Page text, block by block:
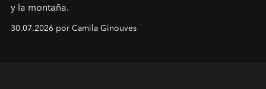
y la montaña.
30.07.2026 por Camila Ginouves